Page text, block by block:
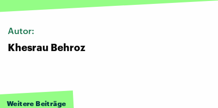
Autor:
Khesrau Behroz
Weitere Beiträge